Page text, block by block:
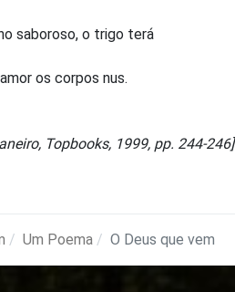
saboroso, o trigo terá
os corpos nus.
Topbooks, 1999, pp. 244-246]
Um Poema O Deus que vem